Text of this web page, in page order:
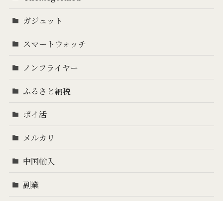
ガジェット
スマートウォッチ
ノンフライヤー
ふるさと納税
ポイ活
メルカリ
中国輸入
副業